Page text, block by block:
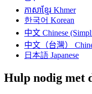
ភាសាខ្មែរ Khmer
한국어 Korean
中文 Chinese
中文（台灣）
日本語 Japanese
Hulp nodig met